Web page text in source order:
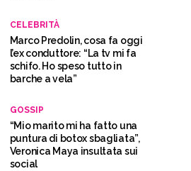
CELEBRITÀ
Marco Predolin, cosa fa oggi
l’ex conduttore: “La tv mi fa
schifo. Ho speso tutto in
barche a vela”
GOSSIP
“Mio marito mi ha fatto una
puntura di botox sbagliata”,
Veronica Maya insultata sui
social